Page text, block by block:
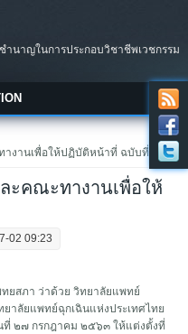
นาญในการประกอบวิชาชีพเวชกรรม
างานเพื่อให้ปฏิบัติหน้าที่ ฉบับที่ ๔
ะคณะทางานเพื่อให้
02 09:23
ยสภา ว่าด้วย วิทยาลัยแพทย์
าลัยแพทย์ฉุกเฉินแห่งประเทศไทย
ที่ ๒๗ กรกฎาคม ๒๕๖๓ ให้แต่งตั้งที่